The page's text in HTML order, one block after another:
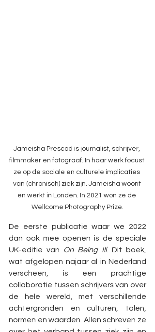
Jameisha Prescod is journalist, schrijver,
filmmaker en fotograaf. In haar werk focust
ze op de sociale en culturele implicaties
van (chronisch) ziek zijn. Jameisha woont
en werkt in Londen. In 2021 won ze de
Wellcome Photography Prize.
De eerste publicatie waar we 2022
dan ook mee openen is de speciale
UK-editie van On Being Ill. Dit boek,
wat afgelopen najaar al in Nederland
verscheen, is een prachtige
collaboratie tussen schrijvers van over
de hele wereld, met verschillende
achtergronden en culturen, talen,
normen en waarden. Allen schreven ze